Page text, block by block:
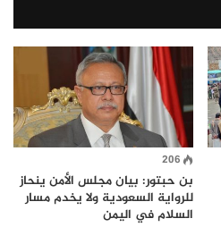
206
بن حبتور: بيان مجلس الأمن ينحاز
للرواية السعودية ولا يخدم مسار
السلام في اليمن